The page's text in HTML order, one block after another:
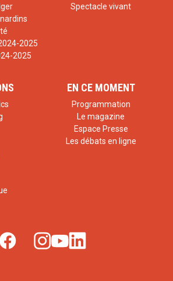
2025
2025
Spectacle vivant
EN CE MOMENT
Programmation
Le magazine
Espace Presse
Les débats en ligne